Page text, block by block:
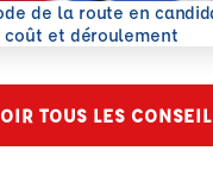
de la route en
coût et déroulement
TOUS LES